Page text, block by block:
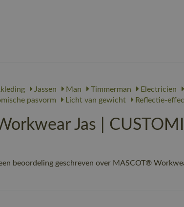
Jassen Man Timmerman Electricien
pasvorm Licht van gewicht Reflectie-
Jas |
beoordeling geschreven over MASCOT®